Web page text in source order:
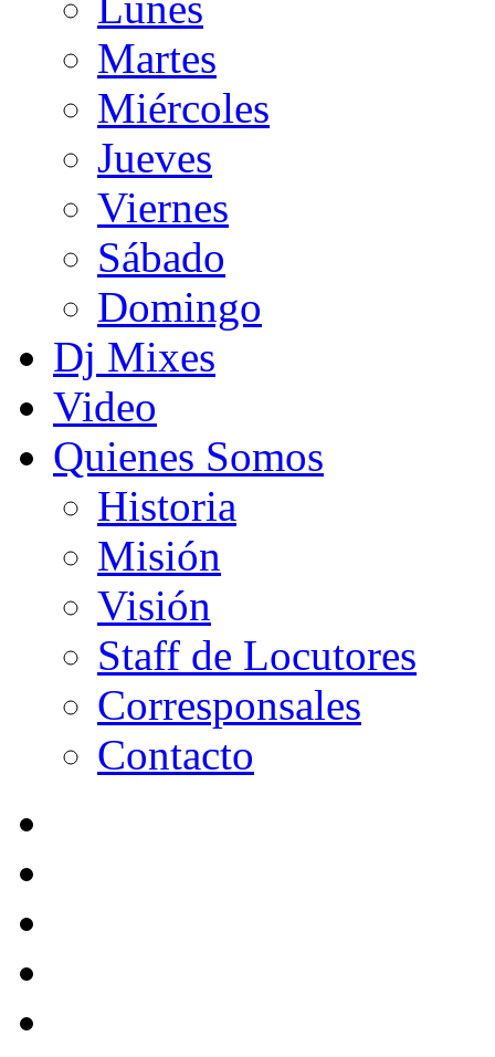
Martes
Miércoles
Jueves
Viernes
Sábado
Domingo
Dj Mixes
Video
Quienes Somos
Historia
Misión
Visión
Staff de Locutores
Corresponsales
Contacto